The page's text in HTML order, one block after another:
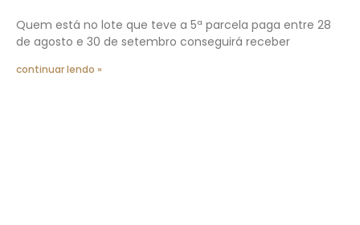
Quem está no lote que teve a 5ª parcela paga entre 28
de agosto e 30 de setembro conseguirá receber
continuar lendo »